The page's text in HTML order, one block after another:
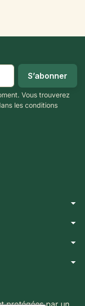
Vous trouverez
les conditions
arrow_drop_down
arrow_drop_down
arrow_drop_down
arrow_drop_down
protégées par un